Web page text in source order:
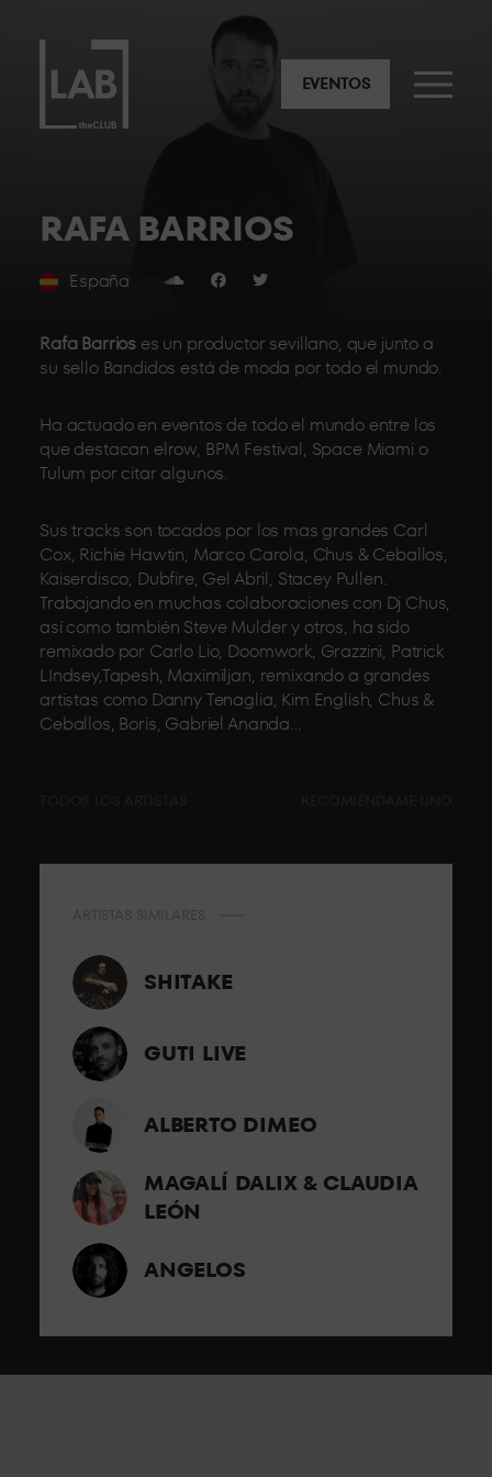
EVENTOS
RAFA BARRIOS
España
Rafa Barrios es un productor sevillano, que junto a
su sello Bandidos está de moda por todo el mundo.
Ha actuado en eventos de todo el mundo entre los
que destacan elrow, BPM Festival, Space Miami o
Tulum por citar algunos.
Sus tracks son tocados por los mas grandes Carl
Cox, Richie Hawtin, Marco Carola, Chus & Ceballos,
Kaiserdisco, Dubfire, Gel Abril, Stacey Pullen.
Trabajando en muchas colaboraciones con Dj Chus,
así como también Steve Mulder y otros, ha sido
remixado por Carlo Lio, Doomwork, Grazzini, Patrick
LIndsey,Tapesh, Maximiljan, remixando a grandes
artistas como Danny Tenaglia, Kim English, Chus &
Ceballos, Boris, Gabriel Ananda…
SHITAKE
GUTI LIVE
ALBERTO DIMEO
MAGALÍ DALIX & CLAUDIA
LEÓN
ANGELOS